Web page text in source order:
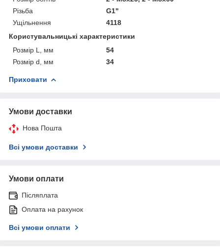
Різьба
G1"
Ущільнення
4118
Користувальницькі характеристики
Розмір L, мм
54
Розмір d, мм
34
Приховати
Умови доставки
Нова Пошта
Всі умови доставки
Умови оплати
Післяплата
Оплата на рахунок
Всі умови оплати